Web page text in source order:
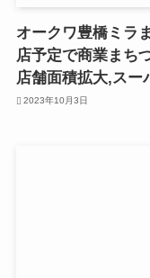
オークワ豊橋ミラ
店予定で商業まち
店舗面積拡大,スー
2023年10月3日